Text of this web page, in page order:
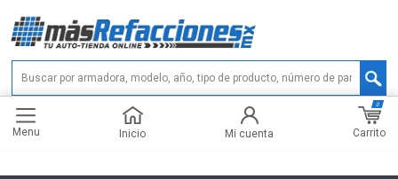
Menu Inicio Mi cuenta Carrito
0